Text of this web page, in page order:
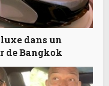
dans un
de Bangkok